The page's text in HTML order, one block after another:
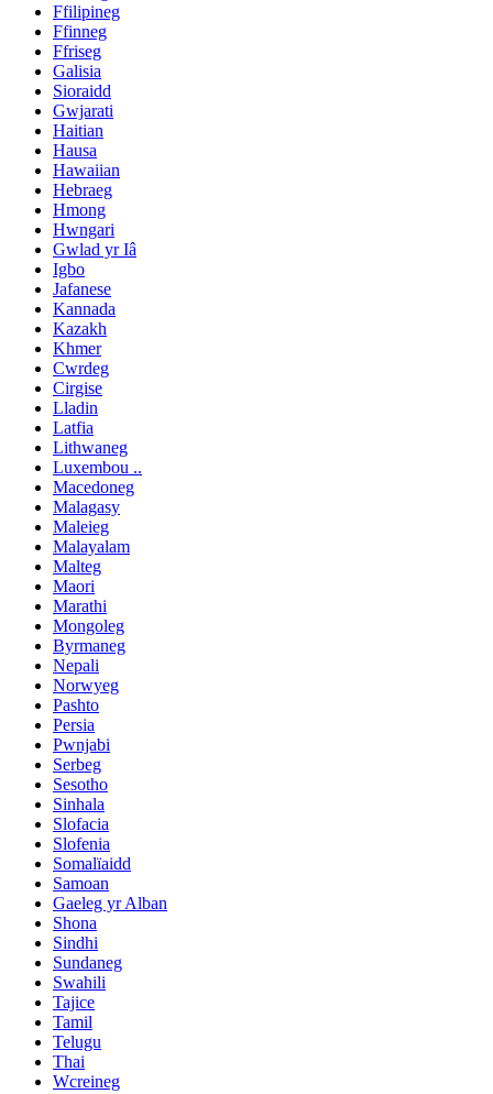
Ffilipineg
Ffinneg
Ffriseg
Galisia
Sioraidd
Gwjarati
Haitian
Hausa
Hawaiian
Hebraeg
Hmong
Hwngari
Gwlad yr Iâ
Igbo
Jafanese
Kannada
Kazakh
Khmer
Cwrdeg
Cirgise
Lladin
Latfia
Lithwaneg
Luxembou ..
Macedoneg
Malagasy
Maleieg
Malayalam
Malteg
Maori
Marathi
Mongoleg
Byrmaneg
Nepali
Norwyeg
Pashto
Persia
Pwnjabi
Serbeg
Sesotho
Sinhala
Slofacia
Slofenia
Somalïaidd
Samoan
Gaeleg yr Alban
Shona
Sindhi
Sundaneg
Swahili
Tajice
Tamil
Telugu
Thai
Wcreineg